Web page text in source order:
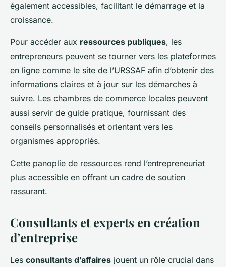
également accessibles, facilitant le démarrage et la
croissance.
Pour accéder aux ressources publiques, les
entrepreneurs peuvent se tourner vers les plateformes
en ligne comme le site de l’URSSAF afin d’obtenir des
informations claires et à jour sur les démarches à
suivre. Les chambres de commerce locales peuvent
aussi servir de guide pratique, fournissant des
conseils personnalisés et orientant vers les
organismes appropriés.
Cette panoplie de ressources rend l’entrepreneuriat
plus accessible en offrant un cadre de soutien
rassurant.
Consultants et experts en création
d’entreprise
Les consultants d’affaires jouent un rôle crucial dans